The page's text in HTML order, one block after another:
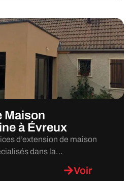
Maison
à Évreux
d’extension de maison
dans la…
Voir